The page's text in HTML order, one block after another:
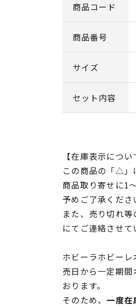
商品コード
商品番号
サイズ
セット内容
【在庫表示につい
この商品の「△」
商品取り寄せに1
予めご了承くださ
また、売り切れ
にてご連絡させて
ホビーラホビー
売日から一定期
おります。
そのため、 一度